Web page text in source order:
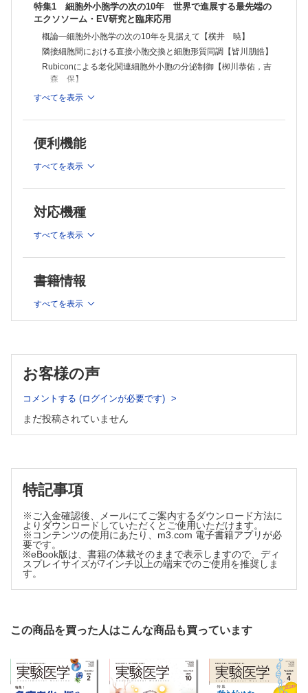
タンパク質のドメイン特異的に糖鎖を付加する新酵素【木塚康彦】
AI Scientist最前線【山田涼太】
多彩な背景の若手研究者が留学やキャリアを語らう―UJA×生化学若い
研究者の会×co-Lab BRAINS共催「留学のすゝめ」開催報告【中野香
菜，石本太我，赤木紀之】
カレントトピックス
がんはなぜ転移しはじめるのか―活性酸素種の可視化から見えた意義
【植田誉志史，高橋重成】
口腔細菌叢の破綻が慢性移植片対宿主病（cGVHD）を増悪させる【神
原由依，藤原英晃】
Reprimoによる新規がん細胞死経路の発見―副作用の少ない新薬開発に
アカデミアの泳ぎ方
クローズアップ実験法
20色に光る細胞を一度に捉える！ 複数の生物発光を同時に観察する方
法【服部 満，永井健治】
臨床免疫学と病理学の融合と昇華をめざして【鳥越俊彦】
立記録―University of Washington【浜崎伸彦】
Opinion-研究の現場から
お酒があってもなくても：楽しい場のつくり方【武井梓穂】
特集1 細胞外小胞学の次の10年 世界で進展する最先端の
エクソソーム・EV研究と臨床応用
概論―細胞外小胞学の次の10年を見据えて【横井 暁】
隣接細胞間における直接小胞交換と細胞形質同調【皆川朋皓】
Rubiconによる老化関連細胞外小胞の分泌制御【栁川恭佑，吉
森 保】
免疫応答における細胞外小胞の関与【石野貴雅，冨樫庸介】
尾有佳里，横井 暁】
治療用EV製剤のレギュレーション【石井明子】
EV研究コミュニティとしてのISEVとJSEV【藤田 雄】
特集2 RNAウイルスハンティング2.0 なぜいま新発見が
概論―RNAウイルスハンティングの新時代【中川 草，坂口翔
拓郎】
道仁，澤 洋文】
アンビセンスコード戦略をもつコルミオウイルスの発見【岸本
一】
連載
News & Hot Paper Digest
ALKBH5は2つの経路を通じて，糖代謝と脂質代謝を独立に
制御する【田蒔基行】
AI Scientist最前線【山田涼太】
多彩な背景の若手研究者が留学やキャリアを語らう―UJA×
生化学若い研究者の会×co-Lab BRAINS共催「留学のすゝ
カレントトピックス
がんはなぜ転移しはじめるのか―活性酸素種の可視化から見
えた意義【植田誉志史，高橋重成】
口腔細菌叢の破綻が慢性移植片対宿主病（cGVHD）を増悪
Reprimoによる新規がん細胞死経路の発見―副作用の少ない
アカデミアの泳ぎ方
図の作り方（後編）【谷内江 望】
すべてを表示
便利機能
すべてを表示
対応機種
すべてを表示
書籍情報
すべてを表示
お客様の声
コメントする (ログインが必要です)
まだ投稿されていません
特記事項
※ご入金確認後、メールにてご案内するダウンロード方法に
よりダウンロードしていただくとご使用いただけます。
※コンテンツの使用にあたり、m3.com 電子書籍アプリが必
要です。
※eBook版は、書籍の体裁そのままで表示しますので、ディ
スプレイサイズが7インチ以上の端末でのご使用を推奨しま
す。
この商品を買った人はこんな商品も買っています